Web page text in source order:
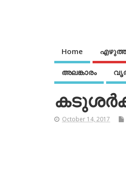
Home
അലങ്കാരം
October 14, 2017